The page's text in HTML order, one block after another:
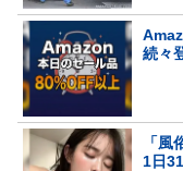
続々
「
1日